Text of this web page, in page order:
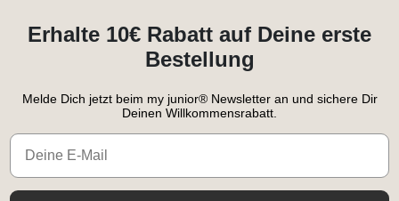
Erhalte 10€ Rabatt auf Deine erste
Bestellung
Melde Dich jetzt beim my junior® Newsletter an und sichere Dir
Deinen Willkommensrabatt.
Email